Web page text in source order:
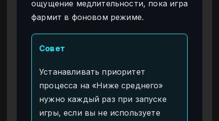
ощущение медлительности, пока игра
фармит в фоновом режиме.
Совет
Устанавливать приоритет
процесса на «Ниже среднего»
нужно каждый раз при запуске
игры, если вы не используете